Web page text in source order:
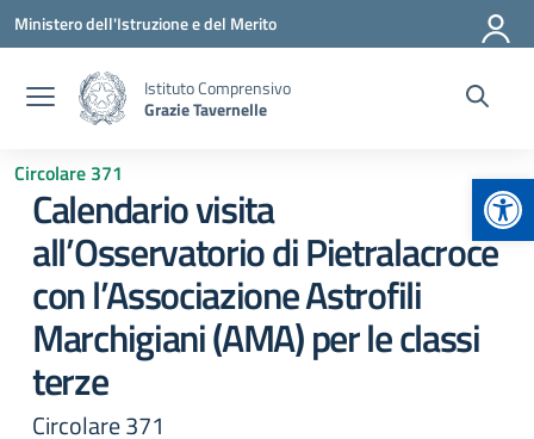
Vai ai contenuti
Vai al menu di navigazione
Vai al footer
Ministero dell'Istruzione e del Merito
Istituto Comprensivo
Grazie Tavernelle
Circolare 371
Calendario visita
all’Osservatorio di Pietralacroce
con l’Associazione Astrofili
Marchigiani (AMA) per le classi
terze
Circolare 371